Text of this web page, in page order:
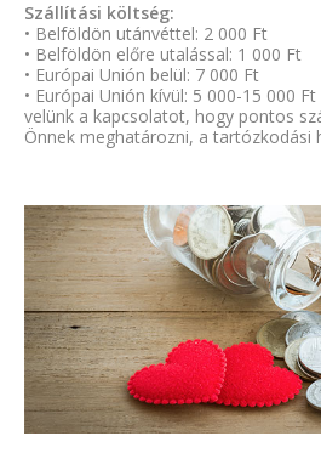
Szállítási költség:
• Belföldön utánvéttel: 2 000 Ft
• Belföldön előre utalással: 1 000 Ft
• Európai Unión belül: 7 000 Ft
• Európai Unión kívül: 5 000-15 000
velünk a kapcsolatot, hogy pontos
Önnek meghatározni, a tartózkodási